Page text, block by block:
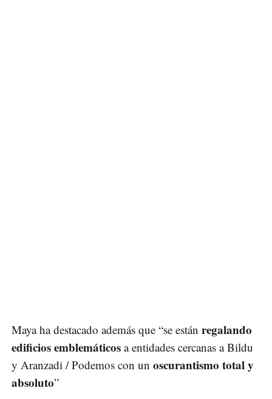
Maya ha destacado además que “se están regalando
edificios emblemáticos a entidades cercanas a Bildu
y Aranzadi / Podemos con un oscurantismo total y
absoluto”